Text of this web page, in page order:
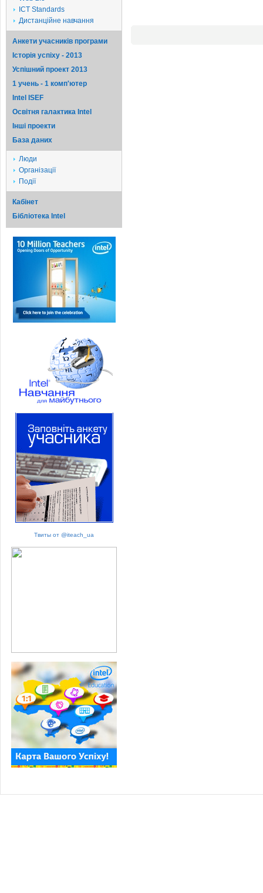
ICT Standards
Дистанційне навчання
Анкети учасників програми
Історія успіху - 2013
Успішний проект 2013
1 учень - 1 комп'ютер
Intel ISEF
Освітня галактика Intel
Iншi проекти
База даних
Люди
Організації
Події
Кабінет
Бібліотека Intel
Твиты от @iteach_ua